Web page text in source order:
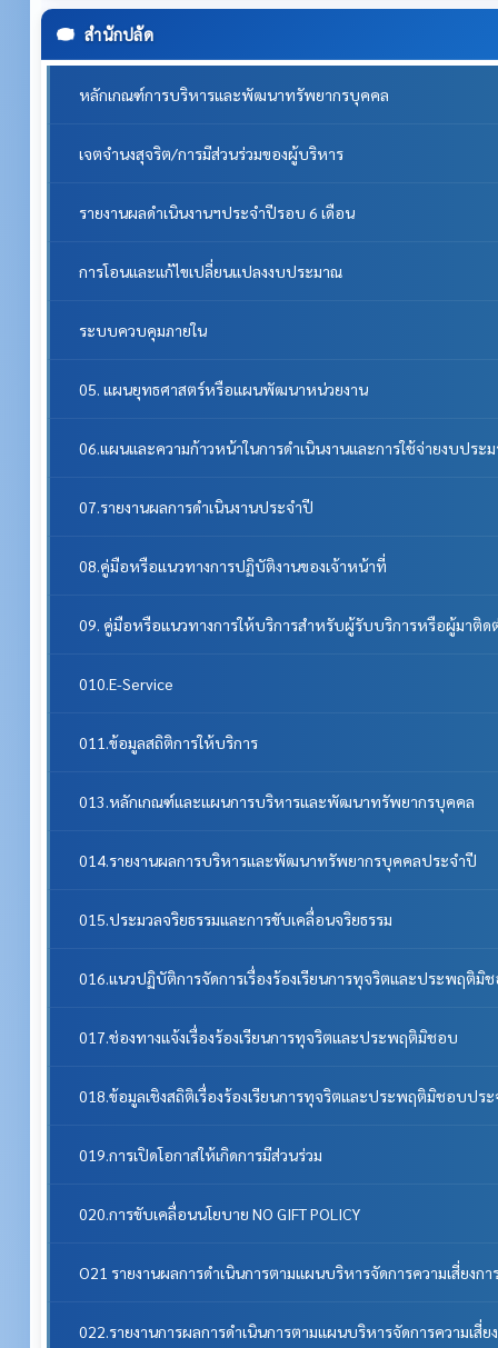
สำนักปลัด
หลักเกณฑ์การบริหารและพัฒนาทรัพยากรบุคคล
เจตจำนงสุจริต/การมีส่วนร่วมของผู้บริหาร
รายงานผลดำเนินงานฯประจำปีรอบ 6 เดือน
การโอนและแก้ไขเปลี่ยนแปลงงบประมาณ
ระบบควบคุมภายใน
05. แผนยุทธศาสตร์หรือแผนพัฒนาหน่วยงาน
06.แผนและความก้าวหน้าในการดำเนินงานและการใช้จ่ายงบปร
07.รายงานผลการดำเนินงานประจำปี
08.คู่มือหรือแนวทางการปฏิบัติงานของเจ้าหน้าที่
09. คู่มือหรือแนวทางการให้บริการสำหรับผู้รับบริการหรือผู้มาติด
010.E-Service
011.ข้อมูลสถิติการให้บริการ
013.หลักเกณฑ์และแผนการบริหารและพัฒนาทรัพยากรบุคคล
014.รายงานผลการบริหารและพัฒนาทรัพยากรบุคคลประจําปี
015.ประมวลจริยธรรมและการขับเคลื่อนจริยธรรม
016.แนวปฏิบัติการจัดการเรื่องร้องเรียนการทุจริตและประพฤติมิ
017.ช่องทางแจ้งเรื่องร้องเรียนการทุจริตและประพฤติมิชอบ
018.ข้อมูลเชิงสถิติเรื่องร้องเรียนการทุจริตและประพฤติมิชอบปร
019.การเปิดโอกาสให้เกิดการมีส่วนร่วม
020.การขับเคลื่อนนโยบาย NO GIFT POLICY
O21 รายงานผลการดำเนินการตามแผนบริหารจัดการความเสี่ยงก
022.รายงานการผลการดำเนินการตามแผนบริหารจัดการความเสี่